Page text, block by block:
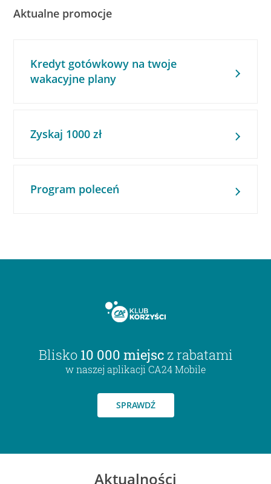
Aktualne promocje
Kredyt gotówkowy na twoje
wakacyjne plany
Zyskaj 1000 zł
Program poleceń
Blisko 10 000 miejsc z rabatami
w naszej aplikacji CA24 Mobile
SPRAWDŹ
Aktualności